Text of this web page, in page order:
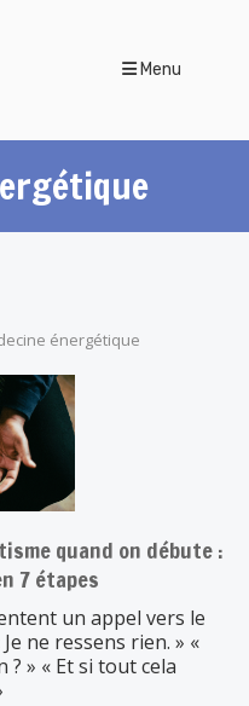
Menu
énergétique
quand on débute :
7 étapes
un appel vers le
ne ressens rien. » «
? » « Et si tout cela